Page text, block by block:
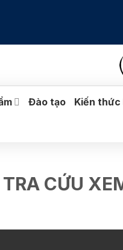
Đào tạo Kiến thức
TRA CỨU